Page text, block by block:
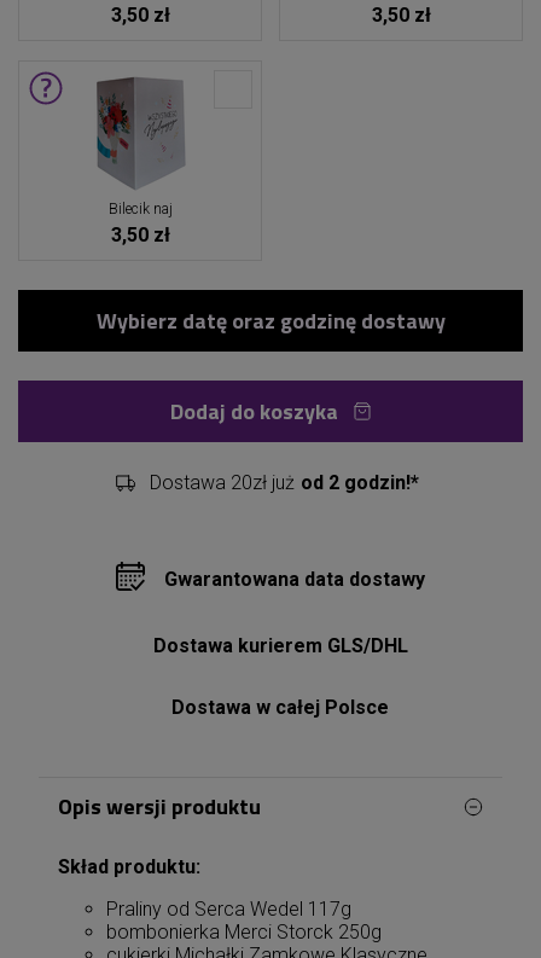
3,50 zł 3,50 zł
Bilecik naj
3,50 zł
Dodaj do koszyka
Dostawa 20zł już od 2 godzin!*
Gwarantowana data dostawy
Dostawa kurierem GLS/DHL
Dostawa w całej Polsce
Opis wersji produktu
Skład produktu:
Praliny od Serca Wedel 117g
bombonierka Merci Storck 250g